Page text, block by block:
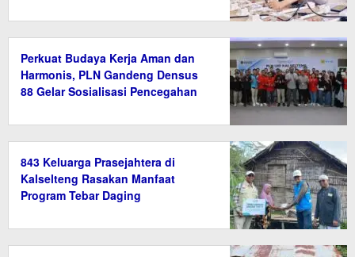
Perkuat Budaya Kerja Aman dan
Harmonis, PLN Gandeng Densus
88 Gelar Sosialisasi Pencegahan
843 Keluarga Prasejahtera di
Kalselteng Rasakan Manfaat
Program Tebar Daging